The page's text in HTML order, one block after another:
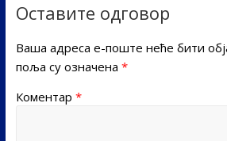
Оставите одговор
Ваша адреса е-поште неће бити
поља су означена *
Коментар *